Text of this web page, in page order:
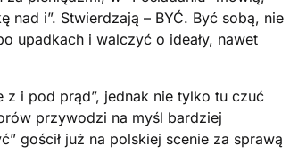
nad i”. Stwierdzają – BYĆ. Być sobą, nie
upadkach i walczyć o ideały, nawet
i pod prąd”, jednak nie tylko tu czuć
przywodzi na myśl bardziej
gościł już na polskiej scenie za sprawą